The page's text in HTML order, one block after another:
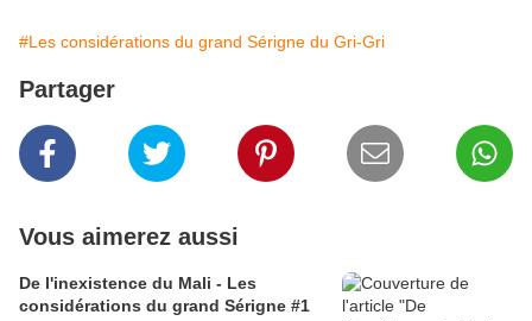
#Les considérations du grand Sérigne du Gri-Gri
Partager
Vous aimerez aussi
De l'inexistence du Mali - Les
considérations du grand Sérigne #1